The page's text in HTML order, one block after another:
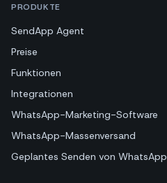
PRODUKTE
SendApp Agent
Preise
Funktionen
Integrationen
WhatsApp-Marketing-Software
WhatsApp-Massenversand
Geplantes Senden von WhatsApp